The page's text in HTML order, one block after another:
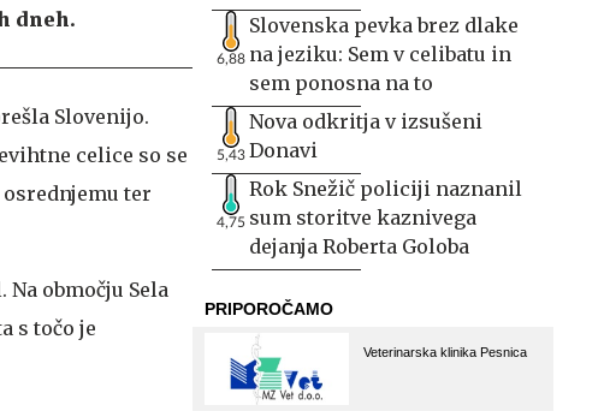
dneh.
Slovenijo.
celice so se
ter
območju Sela
s točo je
6,88
Slovenska pevka brez dlake
na jeziku: Sem v celibatu in
sem ponosna na to
5,43
Nova odkritja v izsušeni
Donavi
4,75
Rok Snežič policiji naznanil
sum storitve kaznivega
dejanja Roberta Goloba